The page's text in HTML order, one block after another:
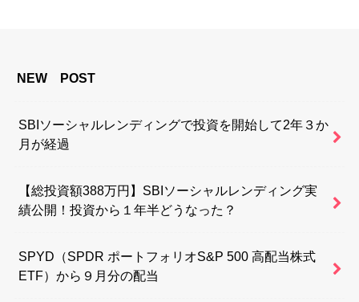
NEW POST
SBIソーシャルレンディングで投資を開始して2年３か
月が経過
【総投資額388万円】SBIソーシャルレンディング実
績公開！投資から１年半どうなった？
SPYD（SPDR ポートフォリオS&P 500 高配当株式
ETF）から９月分の配当